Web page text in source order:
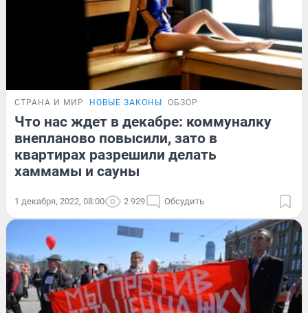
СТРАНА И МИР НОВЫЕ ЗАКОНЫ ОБЗОР
Что нас ждет в декабре: коммуналку
внепланово повысили, зато в
квартирах разрешили делать
хаммамы и сауны
1 декабря, 2022, 08:00 2 929 Обсудить